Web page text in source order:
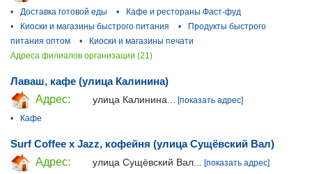
•
Доставка готовой еды •
Кафе и рестораны Фаст-фуд
•
Киоски и магазины быстрого питания •
Продукты быстрого
питания оптом
•
Киоски и магазины печати
Адреса филиалов организации (21)
Лаваш, кафе (улица Калинина)
Адрес:
улица Калинина... [показать адрес]
•
Кафе
Surf Coffee x Jazz, кофейня (улица Сущёвский Вал)
Адрес:
улица Сущёвский Вал...
[показать адрес]